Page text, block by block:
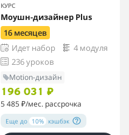
КУРС
Моушн-дизайнер Plus
16 месяцев
Идет набор
4 модуля
236 уроков
Motion-дизайн
196 031 ₽
5 485 ₽/мес. рассрочка
Еще до 10% кэшбэк